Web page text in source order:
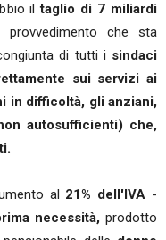
iltaglio di 7 miliardi
che sta
di tutti i sindaci
sui servizi ai
in difficoltà, gli anziani,
autosufficienti) che,
al 21% dell'IVA -
necessità,prodotto